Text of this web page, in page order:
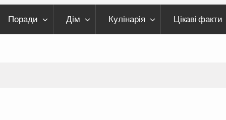
Поради Дім Кулінарія Цікаві факти